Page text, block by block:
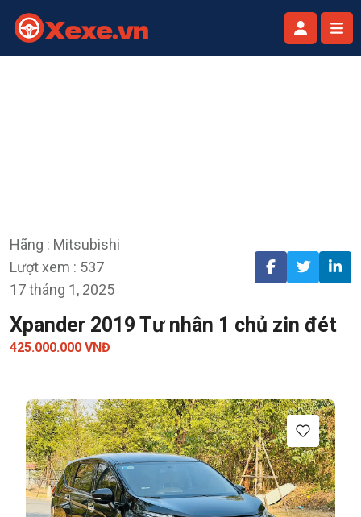
Hãng : Mitsubishi
Lượt xem : 537
17 tháng 1, 2025
Xpander 2019 Tư nhân 1 chủ zin đét
425.000.000 VNĐ